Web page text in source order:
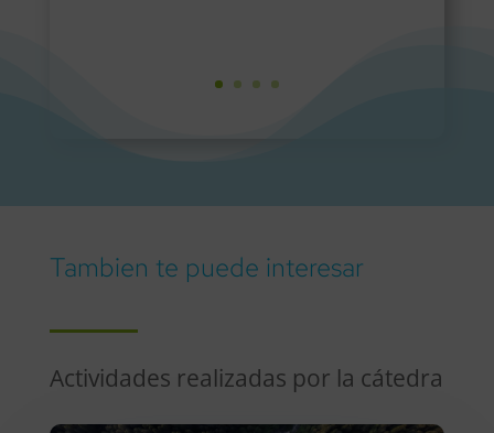
Tambien te puede interesar
Actividades realizadas por la cátedra